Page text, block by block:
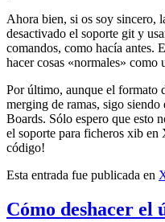
Ahora bien, si os soy sincero,
desactivado el soporte git y
comandos, como hacía antes.
hacer cosas «normales» como
Por último, aunque el formato
merging de ramas, sigo
Boards. Sólo espero que esto
el soporte para ficheros xib en
código!
Esta entrada fue publicada en
Cómo deshacer